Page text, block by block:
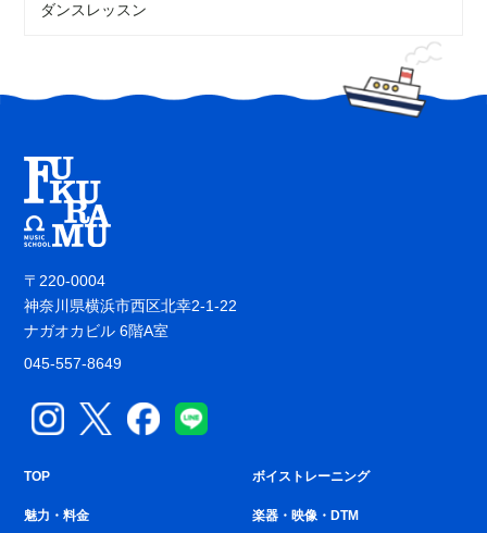
ダンスレッスン
〒220-0004
神奈川県横浜市西区北幸2-1-22
ナガオカビル 6階A室
045-557-8649
TOP
魅力・料金
ボイストレーニング
楽器・映像・DTM